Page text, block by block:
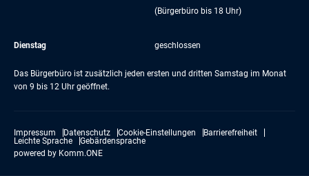
(Bürgerbüro bis 18 Uhr)
Dienstag geschlossen
Das Bürgerbüro ist zusätzlich jeden ersten und dritten Samstag im Monat
von 9 bis 12 Uhr geöffnet.
Impressum Datenschutz Cookie-Einstellungen
Barrierefreiheit
Leichte Sprache
Gebärdensprache
powered by Komm.ONE